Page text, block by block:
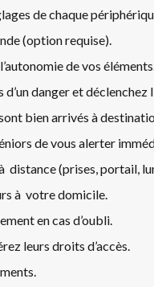
de chaque
(option requise).
de vos
danger et déclenchez
bien arrivés à
de vous alerter
distance (prises, portail,
à votre domicile.
en cas d’oubli.
leurs droits d’accès.